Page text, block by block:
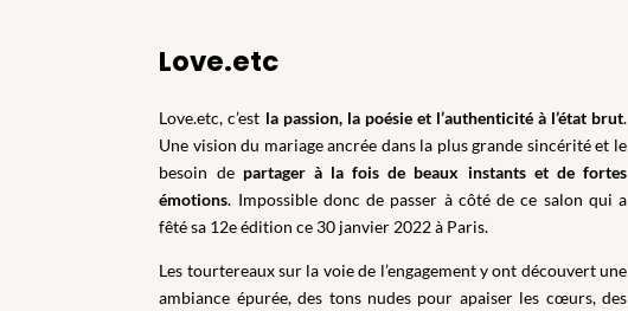
Love.etc
Love.etc, c’est la passion, la poésie et l’authenticité à l’état brut.
Une vision du mariage ancrée dans la plus grande sincérité et le
besoin de partager à la fois de beaux instants et de fortes
émotions. Impossible donc de passer à côté de ce salon qui a
fêté sa 12e édition ce 30 janvier 2022 à Paris.
Les tourtereaux sur la voie de l’engagement y ont découvert une
ambiance épurée, des tons nudes pour apaiser les cœurs, des